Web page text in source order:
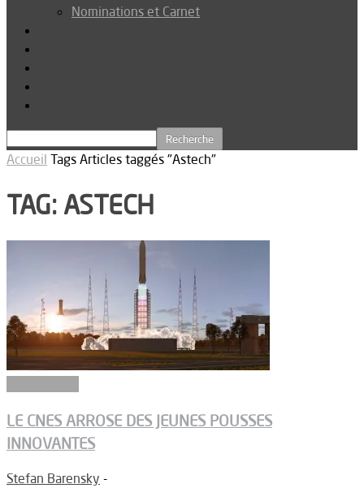
Nominations et Carnet
Accueil Tags Articles taggés "Astech"
TAG: ASTECH
LE CNES ARROSE DES JEUNES POUSSES
INNOVANTES
Stefan Barensky -